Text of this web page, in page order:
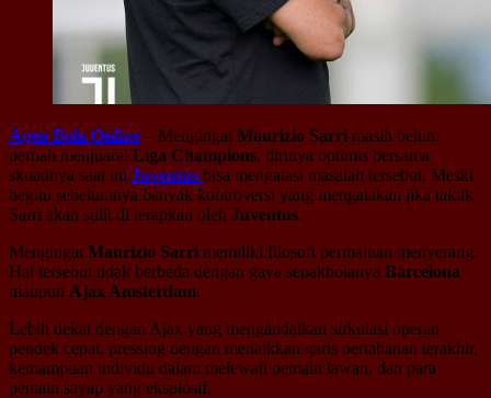
Agen Bola Online – Mengingat Maurizio Sarri masih belum
pernah menjuarai Liga Champions, dirinya optimis bersama
skuadnya saat ini Juventus bisa mengatasi masalah tersebut. Meski
begitu sebelumnya banyak kontroversi yang mengatakan jika taktik
Sarri akan sulit di terapkan oleh Juventus.
Mengingat Maurizio Sarri memiliki filosofi permainan menyerang.
Hal tersebut tidak berbeda dengan gaya sepakbolanya Barcelona
maupun Ajax Amsterdam.
Lebih dekat dengan Ajax yang mengandalkan sirkulasi operan
pendek cepat, pressing dengan menaikkan garis pertahanan terakhir,
kemampuan individu dalam melewati pemain lawan, dan para
pemain sayap yang eksplosif.